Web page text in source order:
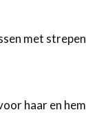
met strepen
haar en hem